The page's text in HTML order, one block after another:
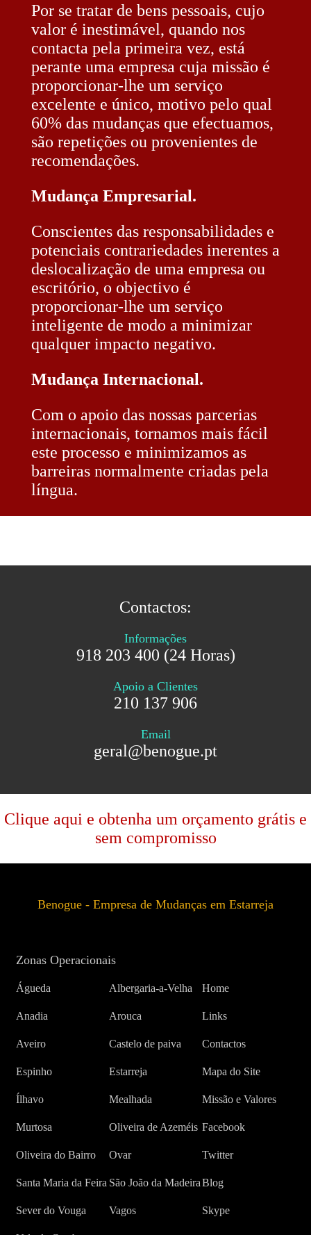
Por se tratar de bens pessoais, cujo
valor é inestimável, quando nos
contacta pela primeira vez, está
perante uma empresa cuja missão é
proporcionar-lhe um serviço
excelente e único, motivo pelo qual
60% das mudanças que efectuamos,
são repetições ou provenientes de
recomendações.
Mudança Empresarial.
Conscientes das responsabilidades e
potenciais contrariedades inerentes a
deslocalização de uma empresa ou
escritório, o objectivo é
proporcionar-lhe um serviço
inteligente de modo a minimizar
qualquer impacto negativo.
Mudança Internacional.
Com o apoio das nossas parcerias
internacionais, tornamos mais fácil
este processo e minimizamos as
barreiras normalmente criadas pela
língua.
Contactos:
Informações
918 203 400 (24 Horas)
Apoio a Clientes
210 137 906
Email
geral@benogue.pt
Clique aqui e obtenha um orçamento grátis e
sem compromisso
Benogue - Empresa de Mudanças em Estarreja
Zonas Operacionais
Águeda Albergaria-a-Velha Home
Anadia Arouca Links
Aveiro Castelo de paiva Contactos
Espinho Estarreja Mapa do Site
Ílhavo Mealhada Missão e Valores
Murtosa Oliveira de Azeméis Facebook
Oliveira do Bairro Ovar Twitter
Santa Maria da Feira São João da MadeiraBlog
Sever do Vouga Vagos Skype